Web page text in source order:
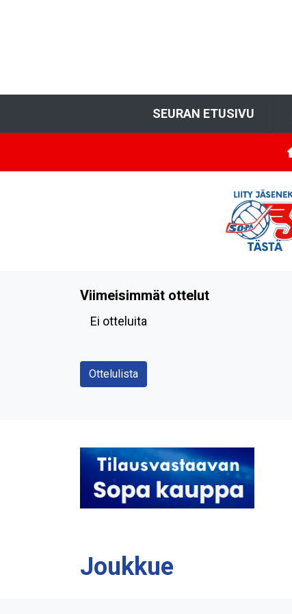
SEURAN ETUSIVU
Viimeisimmät ottelut
Ei otteluita
Ottelulista
Joukkue